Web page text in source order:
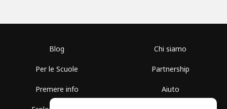
Blog
Per le Scuole
Premere info
Chi siamo
Partnership
Aiuto